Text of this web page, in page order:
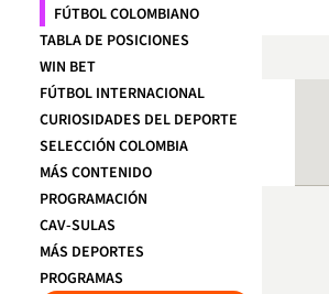
FÚTBOL COLOMBIANO
TABLA DE POSICIONES
WIN BET
FÚTBOL INTERNACIONAL
CURIOSIDADES DEL DEPORTE
SELECCIÓN COLOMBIA
MÁS CONTENIDO
PROGRAMACIÓN
CAV-SULAS
MÁS DEPORTES
PROGRAMAS